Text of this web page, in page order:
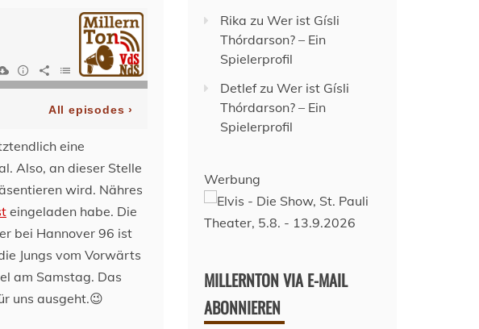
eine
Also, an dieser Stelle
wird. Nähres
eingeladen habe. Die
bei Hannover 96 ist
Jungs vom Vorwärts
am Samstag. Das
uns ausgeht.😉
Rika zuWer ist Gísli
Thórdarson? – Ein
Spielerprofil
DetlefzuWer ist Gísli
Thórdarson? – Ein
Spielerprofil
Werbung
MILLERNTON VIA E-MAIL
ABONNIEREN